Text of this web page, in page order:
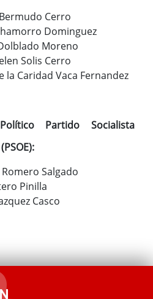
Cerro
Dominguez
Moreno
Solis Cerro
la Caridad Vaca Fernandez
Partido Socialista
Salgado
Pinilla
Casco